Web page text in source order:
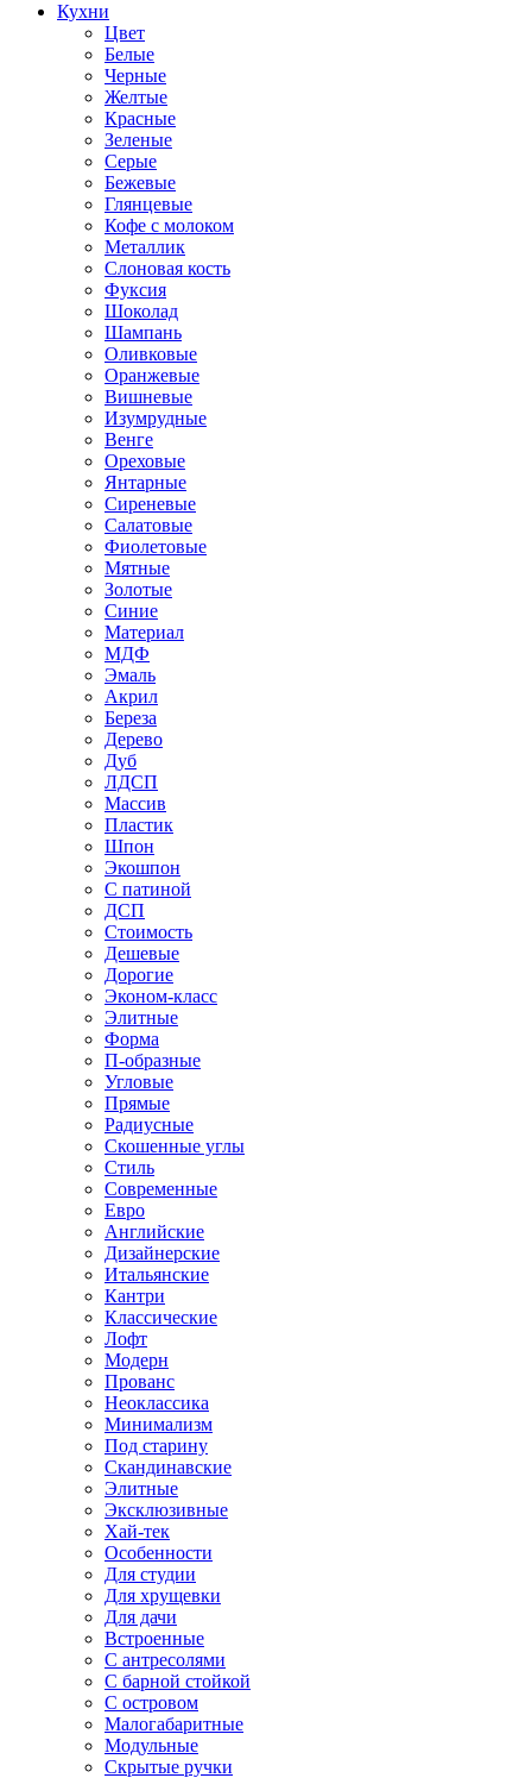
Кухни
Цвет
Белые
Черные
Желтые
Красные
Зеленые
Серые
Бежевые
Глянцевые
Кофе с молоком
Металлик
Слоновая кость
Фуксия
Шоколад
Шампань
Оливковые
Оранжевые
Вишневые
Изумрудные
Венге
Ореховые
Янтарные
Сиреневые
Салатовые
Фиолетовые
Мятные
Золотые
Синие
Материал
МДФ
Эмаль
Акрил
Береза
Дерево
Дуб
ЛДСП
Массив
Пластик
Шпон
Экошпон
С патиной
ДСП
Стоимость
Дешевые
Дорогие
Эконом-класс
Элитные
Форма
П-образные
Угловые
Прямые
Радиусные
Скошенные углы
Стиль
Современные
Евро
Английские
Дизайнерские
Итальянские
Кантри
Классические
Лофт
Модерн
Прованс
Неоклассика
Минимализм
Под старину
Скандинавские
Элитные
Эксклюзивные
Хай-тек
Особенности
Для студии
Для хрущевки
Для дачи
Встроенные
С антресолями
С барной стойкой
С островом
Малогабаритные
Модульные
Скрытые ручки